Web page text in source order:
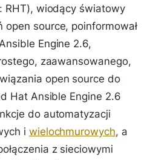
RHT), wiodący światowy
source, poinformował
Engine 2.6,
zaawansowanego,
open source do
Hat Ansible Engine 2.6
do automatyzacji
i wielochmurowych, a
z sieciowymi